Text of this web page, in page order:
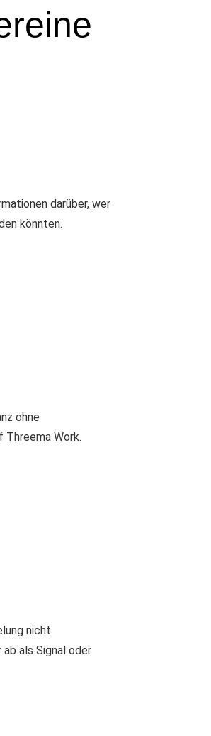
darüber, wer
könnten.
ohne
Threema Work.
nicht
als Signal oder